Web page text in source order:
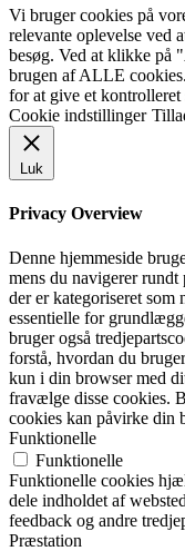
Vi bruger cookies på
relevante oplevelse ved
besøg. Ved at klikke på
brugen af ALLE
for at give et kontrolleret
Cookie indstillinger
Luk
Privacy Overview
Denne hjemmeside
mens du navigerer rundt
der er kategoriseret som
essentielle for
bruger også
forstå, hvordan du
kun i din browser med
fravælge disse cookies.
cookies kan påvirke din
Funktionelle
Funktionelle
Funktionelle cookies
dele indholdet af
feedback og andre
Præstation